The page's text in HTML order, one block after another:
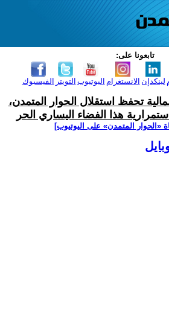
تابعونا على:
الفيسبوك التويتر اليوتيوب الانستغرام لينكدإن
تحفظ استقلال الحوار المتمدن،
هذا الفضاء اليساري الحر
‫«الحوار المتمدن» على اليوتيوب]